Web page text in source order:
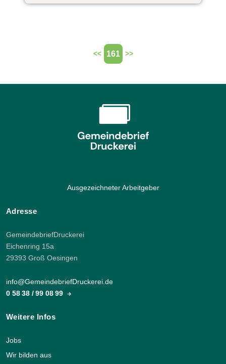
<< 161 >>
Ausgezeichneter Arbeitgeber
Adresse
GemeindebriefDruckerei
Eichenring 15a
29393 Groß Oesingen
info@GemeindebriefDruckerei.de
0 58 38 / 99 08 99
Weitere Infos
Jobs
Wir bilden aus